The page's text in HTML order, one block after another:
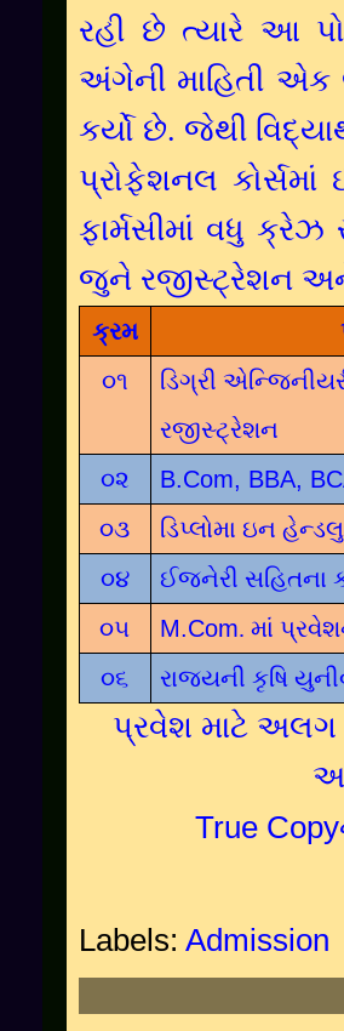
રહી છે ત્યારે આ
અંગેની માહિતી
કર્યો છે. જેથી
પ્રોફેશનલ કોર્સમાં
ફાર્મસીમાં વધુ
જુને રજીસ્ટ્રેશન
ક્રમ
૦૧
ડિગ્રી
રજીસ્ટ્રેશન
૦૨
B.Com, BBA,
૦૩
ડિપ્લોમા ઇન
૦૪
ઈજનેરી સહિતના
૦૫
M.Com. માં
૦૬
રાજ્યની કૃષિ
પ્રવેશ માટે અલગ
True Copy
Labels: Admission